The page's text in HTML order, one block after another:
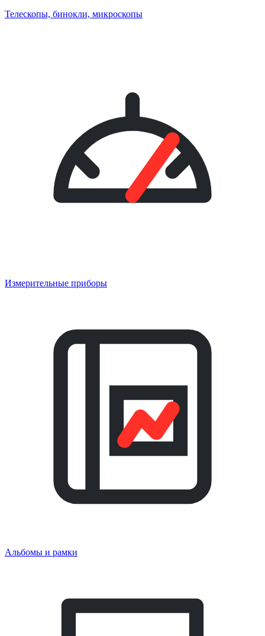
Телескопы, бинокли, микроскопы
Измерительные приборы
Альбомы и рамки